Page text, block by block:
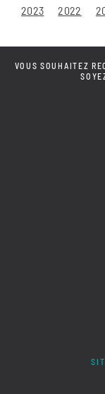
2023 2022
VOUS SOUHAITEZ